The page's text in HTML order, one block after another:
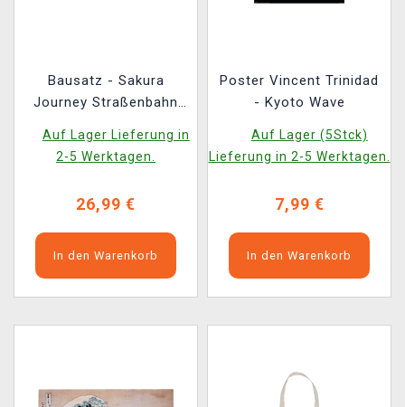
Bausatz - Sakura
Journey Straßenbahn
Auf Lager Lieferung in
2-5 Werktagen.
26,99 €
In den Warenkorb
Poster Vincent Trinidad
- Kyoto Wave
Auf Lager (5Stck)
Lieferung in 2-5 Werktagen.
7,99 €
In den Warenkorb